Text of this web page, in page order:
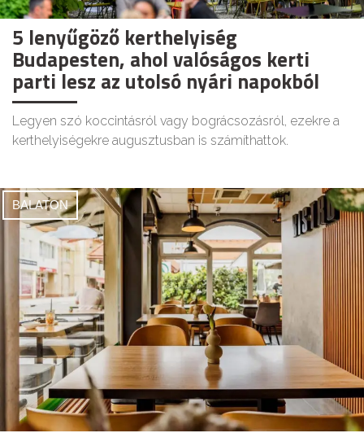
5 lenyűgöző kerthelyiség
Budapesten, ahol valóságos kerti
parti lesz az utolsó nyári napokból
Legyen szó koccintásról vagy bográcsozásról, ezekre a
kerthelyiségekre augusztusban is számíthattok.
BALATON